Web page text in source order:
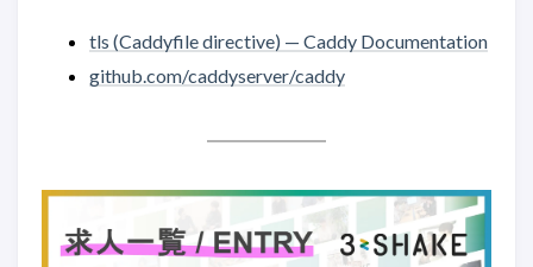
tls (Caddyfile directive) — Caddy Documentation
github.com/caddyserver/caddy